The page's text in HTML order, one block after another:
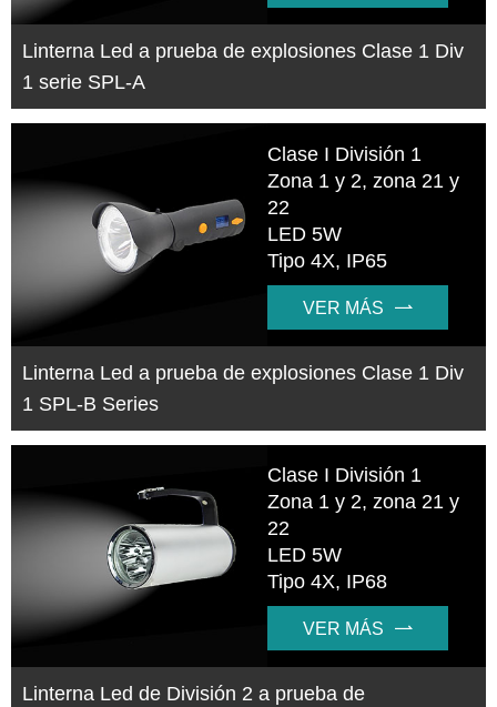
Linterna Led a prueba de explosiones Clase 1 Div
1 serie SPL-A
Clase I División 1
Zona 1 y 2, zona 21 y
22
LED 5W
Tipo 4X, IP65
VER MÁS 
Linterna Led a prueba de explosiones Clase 1 Div
1 SPL-B Series
Clase I División 1
Zona 1 y 2, zona 21 y
22
LED 5W
Tipo 4X, IP68
VER MÁS 
Linterna Led de División 2 a prueba de